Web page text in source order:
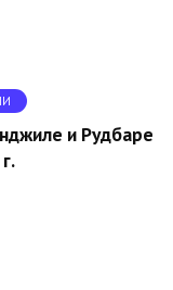
и Рудбаре